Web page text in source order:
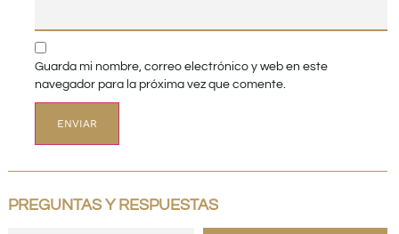
Guarda mi nombre, correo electrónico y web en este
navegador para la próxima vez que comente.
PREGUNTAS Y RESPUESTAS